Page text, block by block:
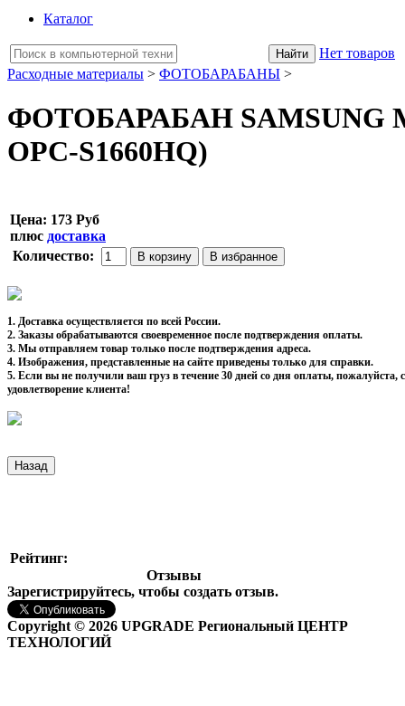
Каталог
Нет товаров
Расходные материалы > ФОТОБАРАБАНЫ >
ФОТОБАРАБАН SAMSUNG
OPC-S1660HQ)
Цена: 173 Руб
плюс доставка
Количество:
1. Доставка осуществляется по всей России.
2. Заказы обрабатываются своевременное после подтверждения оплаты.
3. Мы отправляем товар только после подтверждения адреса.
4. Изображения, представленные на сайте приведены только для справки.
5. Если вы не получили ваш груз в течение 30 дней со дня оплаты,
удовлетворение клиента!
Рейтинг:
Отзывы
Зарегистрируйтесь, чтобы создать отзыв.
Copyright © 2026 UPGRADE Региональный ЦЕНТР
ТЕХНОЛОГИЙ